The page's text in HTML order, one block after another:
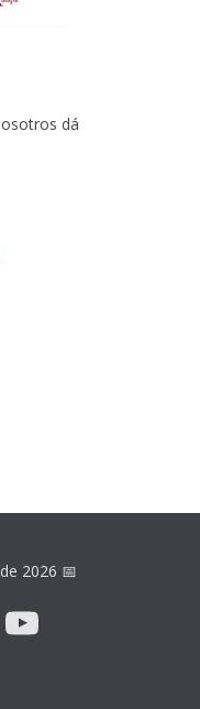
dá
2026 📅
YouTube